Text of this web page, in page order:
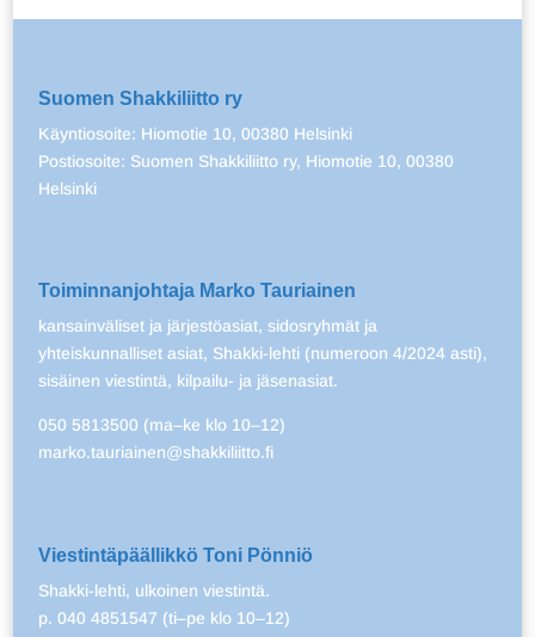
Suomen Shakkiliitto ry
Käyntiosoite: Hiomotie 10, 00380 Helsinki
Postiosoite: Suomen Shakkiliitto ry, Hiomotie 10, 00380
Helsinki
Toiminnanjohtaja Marko Tauriainen
kansainväliset ja järjestöasiat, sidosryhmät ja
yhteiskunnalliset asiat, Shakki-lehti (numeroon 4/2024 asti),
sisäinen viestintä, kilpailu- ja jäsenasiat.
050 5813500 (ma–ke klo 10–12)
marko.tauriainen@shakkiliitto.fi
Viestintäpäällikkö Toni Pönniö
Shakki-lehti, ulkoinen viestintä.
p. 040 4851547 (ti–pe klo 10–12)